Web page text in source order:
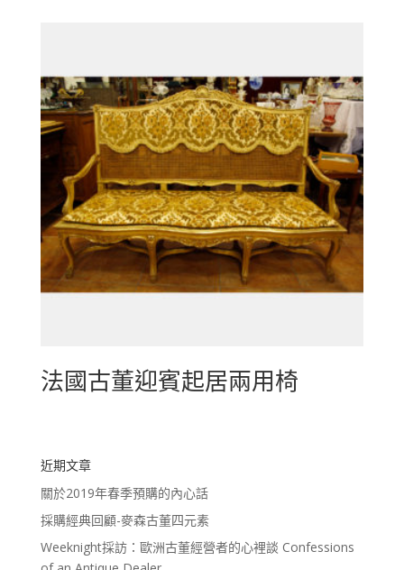
法國古董迎賓起居兩用椅
近期文章
關於2019年春季預購的內心話
採購經典回顧-麥森古董四元素
Weeknight採訪：歐洲古董經營者的心裡談 Confessions